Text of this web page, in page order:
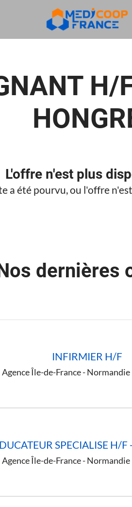
H/
L'offre n'est plus
a été pourvu, ou l'offre
dernières
INFIRMIER H/F
Agence Île-de-France - Normandie
SPECIALISE H/F
Agence Île-de-France - Normandie